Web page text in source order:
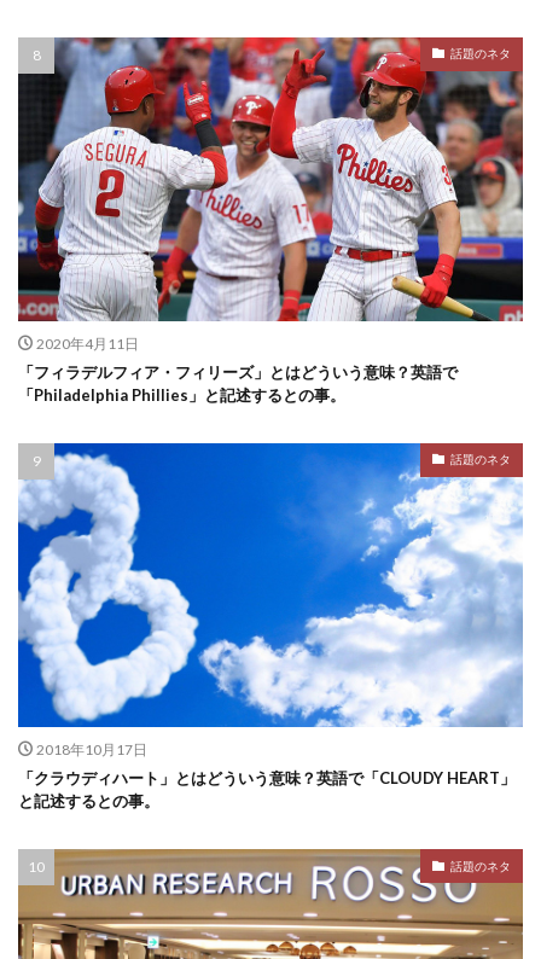
話題のネタ
2020年4月11日
「フィラデルフィア・フィリーズ」とはどういう意味？英語で
「Philadelphia Phillies」と記述するとの事。
話題のネタ
2018年10月17日
「クラウディハート」とはどういう意味？英語で「CLOUDY HEART」
と記述するとの事。
話題のネタ